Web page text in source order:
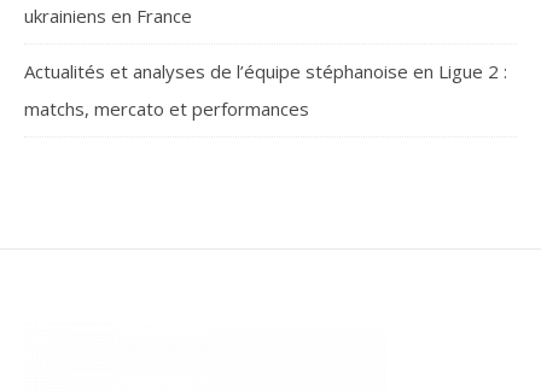
ukrainiens en France
Actualités et analyses de l’équipe stéphanoise en Ligue 2 :
matchs, mercato et performances